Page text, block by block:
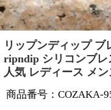
リップンディップ
ripndip シリコンブレ
人気 レディース メ
商品番号：COZAKA-